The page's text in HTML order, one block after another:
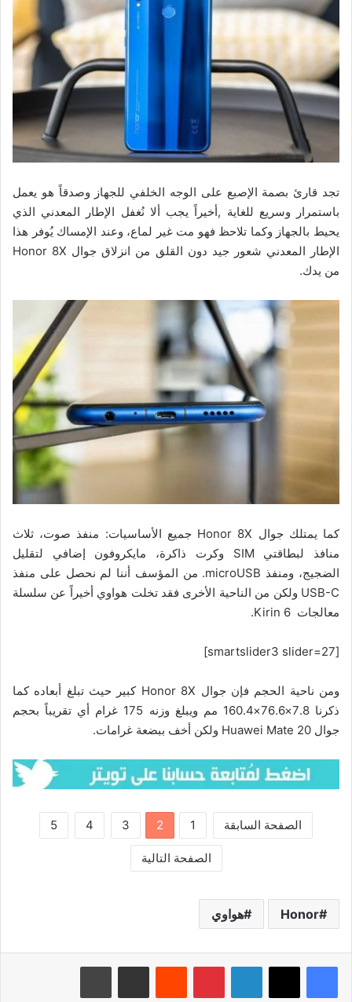
تجد قارئ بصمة الإصبع على الوجه الخلفي للجهاز وصدقاً هو يعمل
باستمرار وسريع للغاية ,أخيراً يجب ألا نُغفل الإطار المعدني الذي
يحيط بالجهاز وكما تلاحظ فهو مت غير لماع، وعند الإمساك يُوفر هذا
الإطار المعدني شعور جيد دون القلق من انزلاق جوال Honor 8X
من يدك.
كما يمتلك جوال Honor 8X جميع الأساسيات: منفذ صوت، ثلاث
منافذ لبطاقتي SIM وكرت ذاكرة، مايكروفون إضافي لتقليل
الضجيج، ومنفذ microUSB. من المؤسف أننا لم نحصل على منفذ
USB-C ولكن من الناحية الأخرى فقد تخلت هواوي أخيراً عن سلسلة
معالجات Kirin 6.
[smartslider3 slider=27]
ومن ناحية الحجم فإن جوال Honor 8X كبير حيث تبلغ أبعاده كما
ذكرنا 7.8×76.6×160.4 مم ويبلغ وزنه 175 غرام أي تقريباً بحجم
جوال Huawei Mate 20 ولكن أخف ببضعة غرامات.
الصفحة السابقة 1
2
3
4
5
الصفحة التالية
Honor هواوي
لينكدإن بينتيريست